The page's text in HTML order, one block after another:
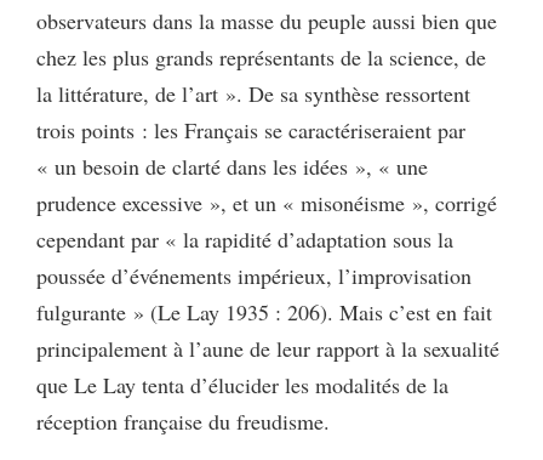
observateurs dans la masse du peuple aussi bien que
chez les plus grands représentants de la science, de
la littérature, de l’art ». De sa synthèse ressortent
trois points : les Français se caractériseraient par
« un besoin de clarté dans les idées », « une
prudence excessive », et un « misonéisme », corrigé
cependant par « la rapidité d’adaptation sous la
poussée d’événements impérieux, l’improvisation
fulgurante » (Le Lay 1935 : 206). Mais c’est en fait
principalement à l’aune de leur rapport à la sexualité
que Le Lay tenta d’élucider les modalités de la
réception française du freudisme.